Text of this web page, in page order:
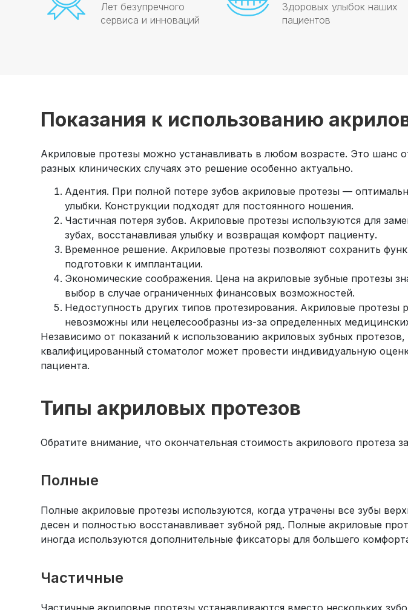
Лет безупречного
сервиса и инноваций
Здоровых улыбок наших
пациентов
Показания к использованию
Акриловые протезы можно устанавливать в любом возрасте. Это шанс
разных клинических случаях это решение особенно актуально.
Адентия. При полной потере зубов акриловые протезы —
улыбки. Конструкции подходят для постоянного ношения.
Частичная потеря зубов. Акриловые протезы используются для
зубах, восстанавливая улыбку и возвращая комфорт пациенту.
Временное решение. Акриловые протезы позволяют сохранить
подготовки к имплантации.
Экономические соображения. Цена на акриловые зубные протезы
выбор в случае ограниченных финансовых возможностей.
Недоступность других типов протезирования. Акриловые
невозможны или нецелесообразны из-за определенных
Независимо от показаний к использованию акриловых зубных
квалифицированный стоматолог может провести индивидуальную
пациента.
Типы акриловых протезов
Обратите внимание, что окончательная стоимость акрилового протеза
Полные
Полные акриловые протезы используются, когда утрачены все зубы
десен и полностью восстанавливает зубной ряд. Полные акриловые
иногда используются дополнительные фиксаторы для большего
Частичные
Частичные акриловые протезы устанавливаются вместо нескольких